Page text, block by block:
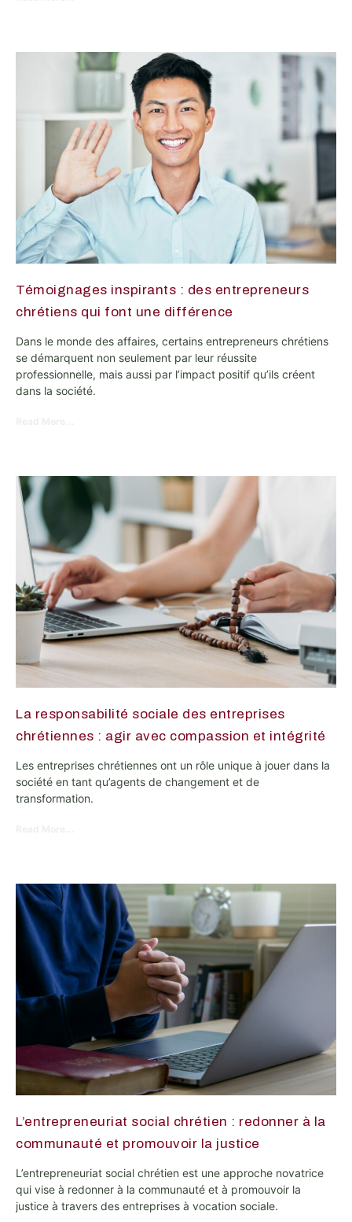
Témoignages inspirants : des entrepreneurs
chrétiens qui font une différence
Dans le monde des affaires, certains entrepreneurs chrétiens
se démarquent non seulement par leur réussite
professionnelle, mais aussi par l’impact positif qu’ils créent
dans la société.
La responsabilité sociale des entreprises
chrétiennes : agir avec compassion et intégrité
Les entreprises chrétiennes ont un rôle unique à jouer dans la
société en tant qu’agents de changement et de
transformation.
L’entrepreneuriat social chrétien : redonner à la
communauté et promouvoir la justice
L’entrepreneuriat social chrétien est une approche novatrice
qui vise à redonner à la communauté et à promouvoir la
justice à travers des entreprises à vocation sociale.